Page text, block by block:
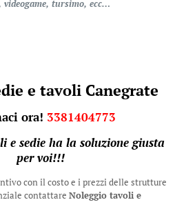
videogame, tursimo, ecc…
e tavoli Canegrate
ora! 3381404773
e sedieha la soluzione giusta
per voi!!!
con il costo e i prezzi delle strutture
contattare Noleggio tavoli e